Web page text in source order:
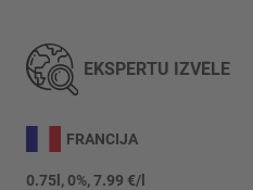
uz
galerijas
sākumu
EKSPERTU IZVĒLE
FRANCIJA
0.75l, 0%, 7.99 €/l